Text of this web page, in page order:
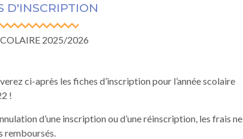
D'INSCRIPTION
2025/2026
ci-après les fiches d’inscription pour l’année scolaire
!
d’une inscription ou d’une réinscription, les frais ne
remboursés.